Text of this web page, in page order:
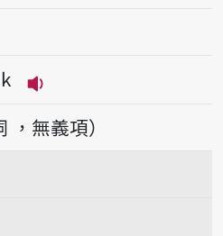
播放音讀kang-tsok-sik
，無義項）